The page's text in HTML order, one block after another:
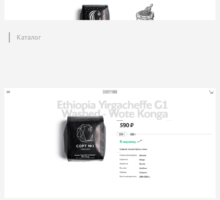
Каталог